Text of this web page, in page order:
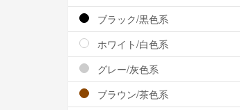
ブラック/黒色系
ホワイト/白色系
グレー/灰色系
ブラウン/茶色系